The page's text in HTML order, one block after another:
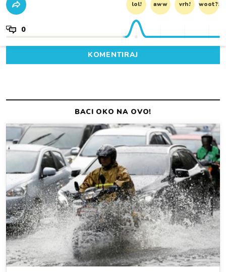
lol! aww vrh! woot?!
0
KOMENTIRAJ